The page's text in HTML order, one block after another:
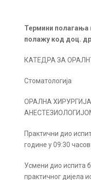
Термини полагања
полажу код доц.
КАТЕДРА ЗА
Стоматологија
ОРАЛНА
Практични дио
године у 09:30
Усмени дио испита
практичног дијела